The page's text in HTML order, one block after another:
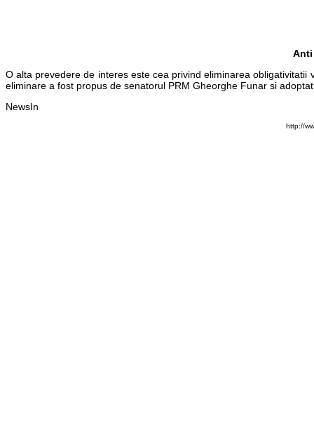
Anti
O alta prevedere de interes este cea privind eliminarea
eliminare a fost propus de senatorul PRM Gheorghe Funar si
NewsIn
http://